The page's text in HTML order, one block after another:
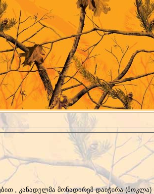
, კანადელმა მონადირემ დაიჭირა (მოკლა)